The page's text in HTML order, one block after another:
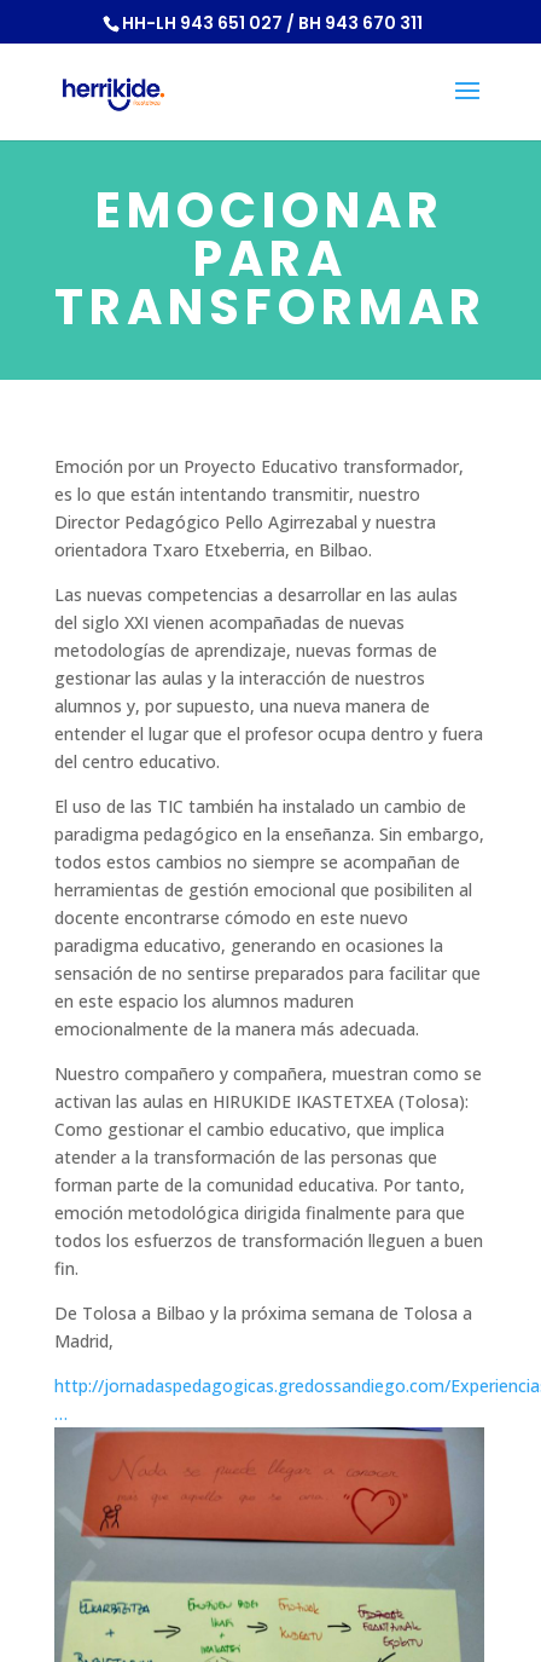
HH-LH 943 651 027 / BH 943 670 311
EMOCIONAR
PARA
TRANSFORMAR
Emoción por un Proyecto Educativo transformador,
es lo que están intentando transmitir, nuestro
Director Pedagógico Pello Agirrezabal y nuestra
orientadora Txaro Etxeberria, en Bilbao.
Las nuevas competencias a desarrollar en las aulas
del siglo XXI vienen acompañadas de nuevas
metodologías de aprendizaje, nuevas formas de
gestionar las aulas y la interacción de nuestros
alumnos y, por supuesto, una nueva manera de
entender el lugar que el profesor ocupa dentro y fuera
del centro educativo.
El uso de las TIC también ha instalado un cambio de
paradigma pedagógico en la enseñanza. Sin embargo,
todos estos cambios no siempre se acompañan de
herramientas de gestión emocional que posibiliten al
docente encontrarse cómodo en este nuevo
paradigma educativo, generando en ocasiones la
sensación de no sentirse preparados para facilitar que
en este espacio los alumnos maduren
emocionalmente de la manera más adecuada.
Nuestro compañero y compañera, muestran como se
activan las aulas en HIRUKIDE IKASTETXEA (Tolosa):
Como gestionar el cambio educativo, que implica
atender a la transformación de las personas que
forman parte de la comunidad educativa. Por tanto,
emoción metodológica dirigida finalmente para que
todos los esfuerzos de transformación lleguen a buen
fin.
De Tolosa a Bilbao y la próxima semana de Tolosa a
Madrid,
http://jornadaspedagogicas.gredossandiego.com/
…